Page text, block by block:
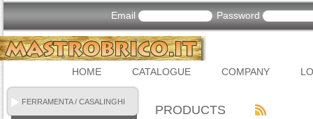
Email Password
HOME CATALOGUE COMPANY
FERRAMENTA / CASALINGHI
PRODUCTS